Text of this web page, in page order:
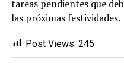
tareas pendientes que
las próximas festividades.
Post Views: 245